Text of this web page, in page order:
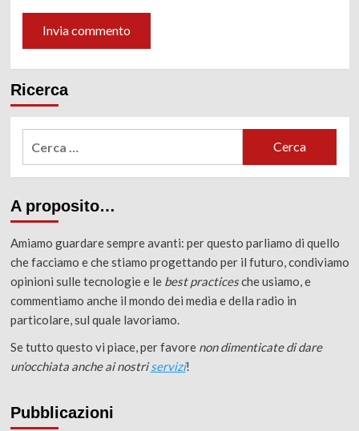
Ricerca
A proposito…
Amiamo guardare sempre avanti: per questo parliamo di quello
che facciamo e che stiamo progettando per il futuro, condiviamo
opinioni sulle tecnologie e le best practicesche usiamo, e
commentiamo anche il mondo dei media e della radio in
particolare, sul quale lavoriamo.
Se tutto questo vi piace, per favore non dimenticate di dare
un’occhiata anche ai nostriservizi!
Pubblicazioni